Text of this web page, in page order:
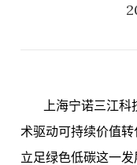
上海宁诺三江科
术驱动可持续价值转
立足绿色低碳这一发